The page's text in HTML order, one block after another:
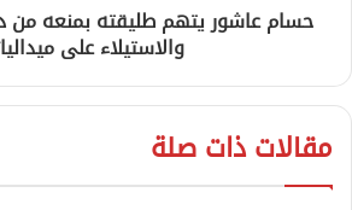
حسام عاشور يتهم طليقته بمنعه من
والاستيلاء على
مقالات ذات صلة